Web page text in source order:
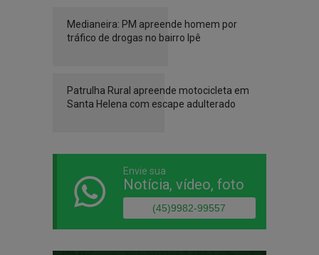
Medianeira: PM apreende homem por
tráfico de drogas no bairro Ipê
Patrulha Rural apreende motocicleta em
Santa Helena com escape adulterado
Envie sua
Notícia, vídeo, foto
(45)9982-99557